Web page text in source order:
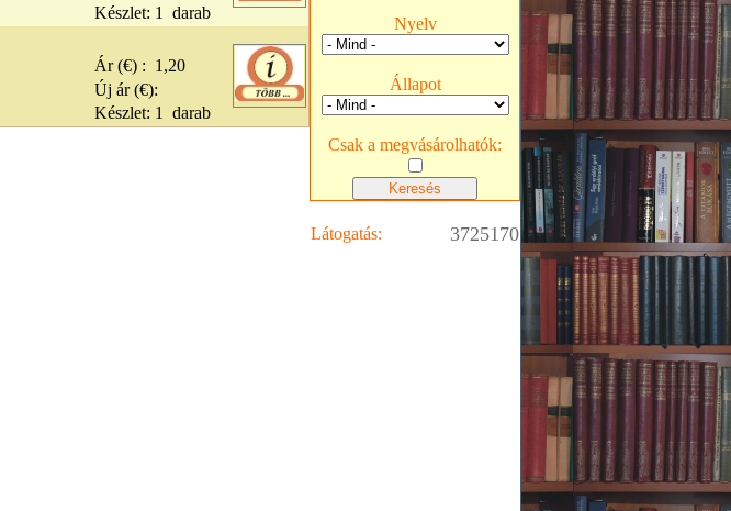
Készlet: 1 darab
Ár (€) : 1,20
Új ár (€):
Készlet: 1 darab
Nyelv
Állapot
Csak a megvásárolhatók:
Látogatás: 3725170